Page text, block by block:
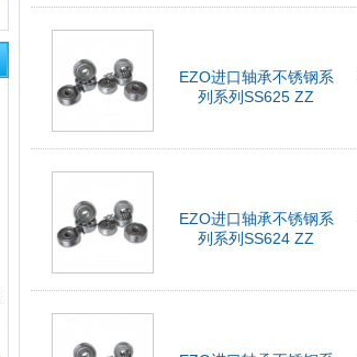
EZO进口轴承不锈钢系
列系列SS625 ZZ
EZO进口轴承不锈钢系
列系列SS624 ZZ